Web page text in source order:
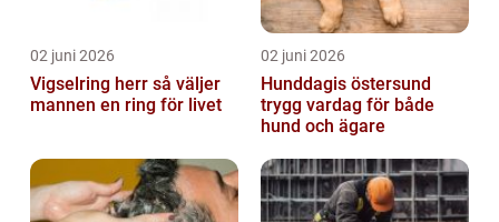
02 juni 2026
Vigselring herr så väljer
mannen en ring för livet
02 juni 2026
Hunddagis östersund
trygg vardag för både
hund och ägare